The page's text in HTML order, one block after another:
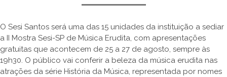
O Sesi Santos será uma das 15 unidades da instituição a sediar
a II Mostra Sesi-SP de Música Erudita, com apresentações
gratuitas que acontecem de 25 a 27 de agosto, sempre às
19h30. O público vai conferir a beleza da música erudita nas
atrações da série História da Música, representada por nomes